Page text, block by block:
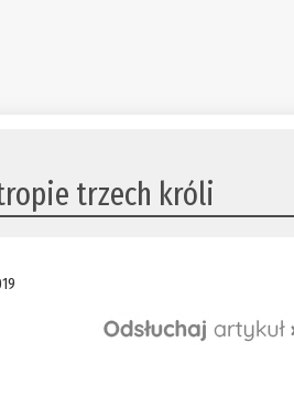
trzech króli